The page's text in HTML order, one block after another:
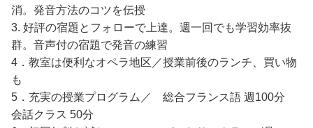
消。発音方法のコツを伝授
3. 好評の宿題とフォローで上達。週一回でも学習効率抜
群。音声付の宿題で発音の練習
4．教室は便利なオペラ地区／授業前後のランチ、買い物
も
5．充実の授業プログラム／ 総合フランス語 週100分
会話クラス 50分